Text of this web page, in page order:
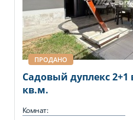
ПРОДАНО
Садовый дуплекс 2+1
кв.м.
Комнат: